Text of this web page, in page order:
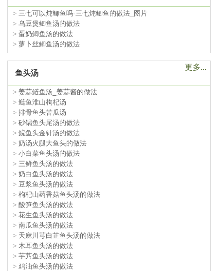
> 三七可以炖鲫鱼吗-三七炖鲫鱼的做法_图片
> 乌豆煲鲫鱼汤的做法
> 蛋奶鲫鱼汤的做法
> 萝卜丝鲫鱼汤的做法
鱼头汤
更多...
> 姜蒜鲢鱼汤_姜蒜酱的做法
> 鲢鱼淮山枸杞汤
> 排骨鱼头苦瓜汤
> 砂锅鱼头尾汤的做法
> 鲩鱼头金针汤的做法
> 奶汤火腿大鱼头的做法
> 小白菜鱼头汤的做法
> 三鲜鱼头汤的做法
> 奶白鱼头汤的做法
> 豆浆鱼头汤的做法
> 枸杞山药香菇鱼头汤的做法
> 酸笋鱼头汤的做法
> 花生鱼头汤的做法
> 南瓜鱼头汤的做法
> 天麻川芎白芷鱼头汤的做法
> 木耳鱼头汤的做法
> 芋艿鱼头汤的做法
> 鸡油鱼头汤的做法